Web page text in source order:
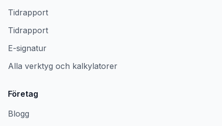
Tidrapport
Tidrapport
E-signatur
Alla verktyg och kalkylatorer
Företag
Blogg